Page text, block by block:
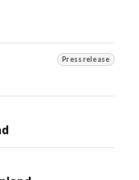
Pressrelease